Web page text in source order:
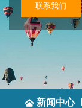
联系我们
新闻中心